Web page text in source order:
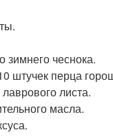
зимнего чеснока.
штучек перца
листа.
масла.